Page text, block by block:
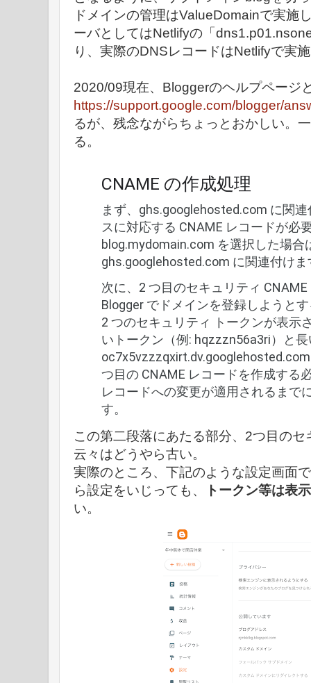
ドメインの管理はValueDomainで実施
ーバとしてはNetlifyの「
り、実際のDNSレコードはNetlifyで実
2020/09現在、Bloggerのヘルプページ
https://support.google.com/blogger/
るが、残念ながらちょっとおかしい。
る。
CNAME の作成処理
まず、ghs.googlehosted.com に関
スに対応する CNAME レコードが必
blog.mydomain.com を選択した場合
ghs.googlehosted.com に関連付けま
次に、2 つ目のセキュリティ
Blogger でドメインを登録しようと
2 つのセキュリティ トークンが表示
いトークン（例: hqzzzn56a3ri）と
つ目の CNAME レコードを作成する
レコードへの変更が適用されるまで
す。
この第二段落にあたる部分、2つ目の
云々はどうやら古い。
実際のところ、下記のような設定画面
ら設定をいじっても、
トークン等は表
い。